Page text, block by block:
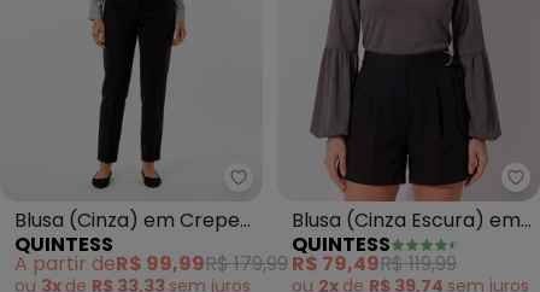
Quintess - Blusa (Cinza) em
Blusa (Cinza) em Crepe
Plano
QUINTESS
A partir deR$ 99,99R$ 179,99
ou 3x de R$ 33,33 sem juros
Blusa (Cinza Escura) em
Malha Crepe
QUINTESS
R$ 79,49R$ 119,99
ou 2x de R$ 39,74 sem juros